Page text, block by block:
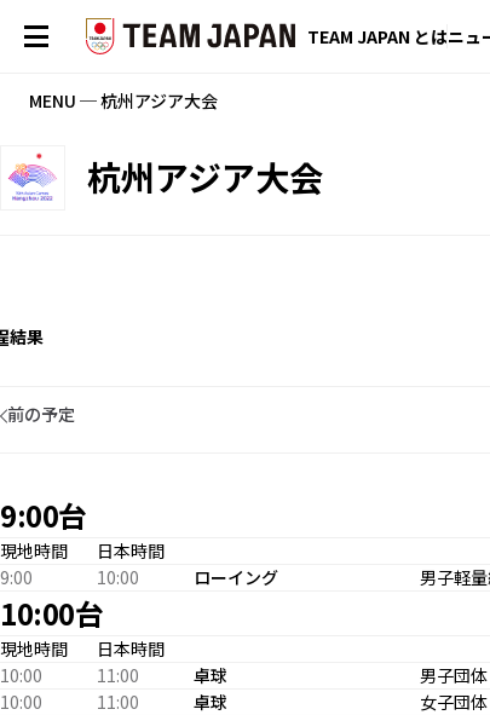
TEAM JAPAN とはニュ
MENU ─ 杭州アジア大会
杭州アジア大会
結果
前の予定
9:00台
現地時間
日本時間
9:00
10:00 ローイング 男子軽
10:00台
現地時間
日本時間
10:00
11:00 卓球
男子団
10:00
11:00 卓球
女子団